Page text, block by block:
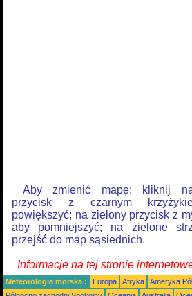
Aby zmienić mapę: kliknij
przycisk z czarnym
powiększyć; na zielony przycisk z
aby pomniejszyć; na zielone
przejść do map sąsiednich.
Informacje na tej stronie
Meteorologia morska : Europa Afryka Ameryka